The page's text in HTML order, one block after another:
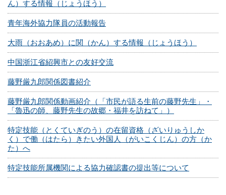
ん）する情報（じょうほう）
青年海外協力隊員の活動報告
大雨（おおあめ）に関（かん）する情報（じょうほう）
中国浙江省紹興市との友好交流
藤野厳九郎関係図書紹介
藤野厳九郎関係動画紹介（「市民が語る生前の藤野先生」・
「魯迅の師、藤野先生の故郷・福井を訪ねて」）
特定技能（とくていぎのう）の在留資格（ざいりゅうしか
く）で働（はたら）きたい外国人（がいこくじん）の方（か
た）へ
特定技能所属機関による協力確認書の提出等について